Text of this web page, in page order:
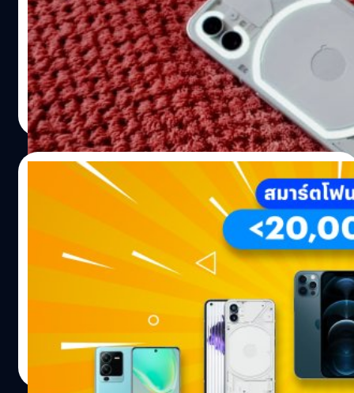
Carl Pei ซีอีโอของ Nothing Phone (2) เผยว่ามือถือระดับเรือ
ธงรุ่นใหม่จะมาพร้อมกับ "ความพรีเมียมกว่า" Nothing Phone
(1) ที่เปิดตัวไปแล้ว
กรภิภัฏ อธิศอัษฎา| 1283 days ago
Read More
12/01/2023
แนะนำ 5 มือถือ 5G ราคาไม่เกิน 20,000 ปี
2023 ฉบับอ่านจบเดินไปซื้อได้เลย
ปีใหม่ ได้เวลามือถือใหม่ ! ผู้เขียนเองก็ได้รับคำถามเรื่องการ
เลือกซื้อสมาร์ตโฟนจากหลาย ๆ คนเหมือนกันว่า มีงบเท่านี้ซื้อ
มือถือรุ่นไหนดี หรือ ถ้าอยากได้ฟีเจอร์ประมาณนี้ต้องซื้อมือ
ถือรุ่นไหน ดังนั้นในบทความนี้เราจะมาแนะนำ 5 สมาร์ตโฟนใน
งบราคาไม่เกิน 20,000 บาท ที่บอกเลยว่าอ่านจบ กำเงินไปซื้อ
ได้เลย !
กิตติธัช วนิชผล| 1302 days ago